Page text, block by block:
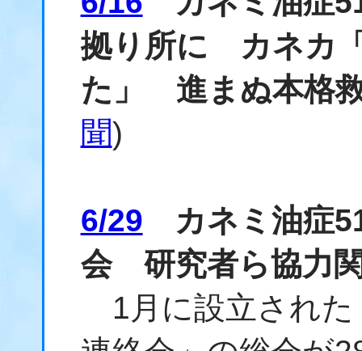
拠り所に カネカ
た」 進まぬ本格
聞)
6/29 カネミ油症
会 研究者ら協力
1月に設立された